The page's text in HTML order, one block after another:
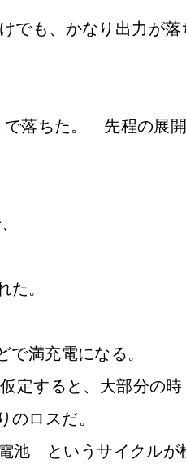
でも、かなり出力が落
で落ちた。 先程の展
。
満充電になる。
定すると、大部分の時
のロスだ。
池 というサイクルが